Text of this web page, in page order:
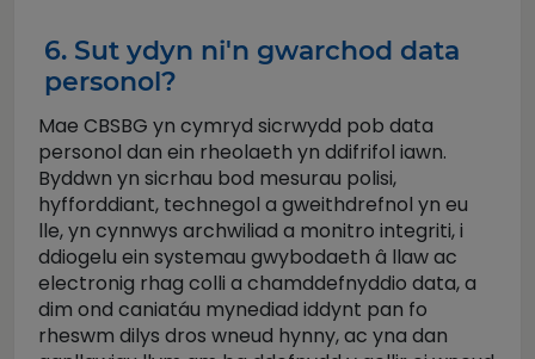
6. Sut ydyn ni'n gwarchod data
personol?
Mae CBSBG yn cymryd sicrwydd pob data
personol dan ein rheolaeth yn ddifrifol iawn.
Byddwn yn sicrhau bod mesurau polisi,
hyfforddiant, technegol a gweithdrefnol yn eu
lle, yn cynnwys archwiliad a monitro integriti, i
ddiogelu ein systemau gwybodaeth â llaw ac
electronig rhag colli a chamddefnyddio data, a
dim ond caniatáu mynediad iddynt pan fo
rheswm dilys dros wneud hynny, ac yna dan